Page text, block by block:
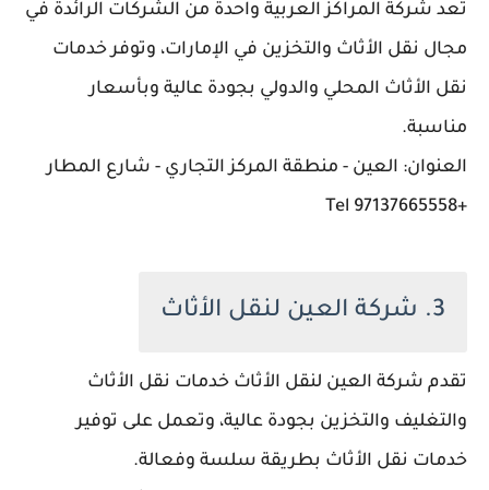
تعد شركة المراكز العربية واحدة من الشركات الرائدة في
مجال نقل الأثاث والتخزين في الإمارات، وتوفر خدمات
نقل الأثاث المحلي والدولي بجودة عالية وبأسعار
مناسبة.
العنوان: العين - منطقة المركز التجاري - شارع المطار
+97137665558 Tel
3. شركة العين لنقل الأثاث
تقدم شركة العين لنقل الأثاث خدمات نقل الأثاث
والتغليف والتخزين بجودة عالية، وتعمل على توفير
خدمات نقل الأثاث بطريقة سلسة وفعالة.